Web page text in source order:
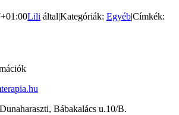
Lili által|Kategóriák: Egyéb|Címkék:
Bábakalács u.10/B.